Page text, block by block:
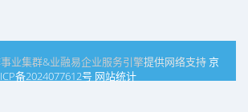
业集群&业融易企业服务引擎提供网络支持京
ICP备2024077612号 网站统计